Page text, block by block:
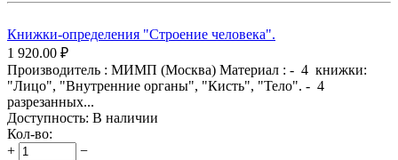
Книжки-определения "Строение человека".
1 920.00 ₽
Производитель : МИМП (Москва) Материал : - 4 книжки:
"Лицо", "Внутренние органы", "Кисть", "Тело". - 4
разрезанных...
Доступность: В наличии
Кол-во:
+
−